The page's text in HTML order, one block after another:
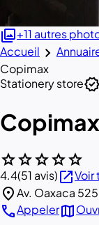
photo_library+11 autres
Accueil chevron_right
Copimax
Stationery storeverified
Copimax
starstarstarstarstar
4.4(51 avis)open_in_newVoir
location_onAv. Oaxaca
callAppelermap